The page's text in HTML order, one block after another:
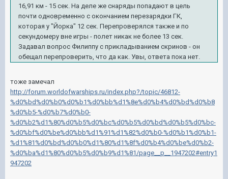
16,91 км - 15 сек. На деле же снаряды попадают в цель
почти одновременно с окончанием перезарядки ГК,
которая у "Йорка" 12 сек. Перепроверялся также и по
секундомеру вне игры - полет никак не более 13 сек.
Задавал вопрос Филиппу с прикладыванием скринов - он
обещал перепроверить, что да как. Увы, ответа пока нет.
тоже замечал
http://forum.worldofwarships.ru/index.php?/topic/46812-
%d0%bd%d0%b0%d0%b1%d0%bb%d1%8e%d0%b4%d0%bd%d0%b8
%d0%b5-%d0%b7%d0%b0-
%d0%b2%d1%80%d0%b5%d0%bc%d0%b5%d0%bd%d0%b5%d0%bc-
%d0%bf%d0%be%d0%bb%d1%91%d1%82%d0%b0-%d0%b1%d0%b1-
%d1%81%d0%bd%d0%b0%d1%80%d1%8f%d0%b4%d0%be%d0%b2-
%d0%ba%d1%80%d0%b5%d0%b9%d1%81/page__p__1947202#entry1
947202